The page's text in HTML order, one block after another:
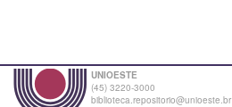
UNIOESTE
(45) 3220-3000
biblioteca.repositorio@unioeste.br